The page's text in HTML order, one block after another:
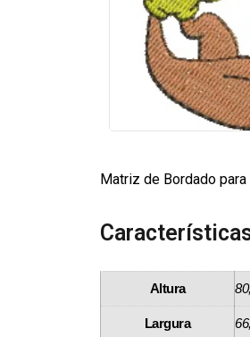
Matriz de Bordado
Altura
Largura